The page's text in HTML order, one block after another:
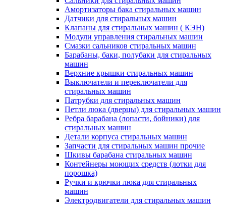
Амортизаторы бака стиральных машин
Датчики для стиральных машин
Клапаны для стиральных машин ( КЭН)
Модули управления стиральных машин
Смазки сальников стиральных машин
Барабаны, баки, полубаки для стиральных
машин
Верхние крышки стиральных машин
Выключатели и переключатели для
стиральных машин
Патрубки для стиральных машин
Петли люка (дверцы) для стиральных машин
Ребра барабана (лопасти, бойники) для
стиральных машин
Детали корпуса стиральных машин
Запчасти для стиральных машин прочие
Шкивы барабана стиральных машин
Контейнеры моющих средств (лотки для
порошка)
Ручки и крючки люка для стиральных
машин
Электродвигатели для стиральных машин